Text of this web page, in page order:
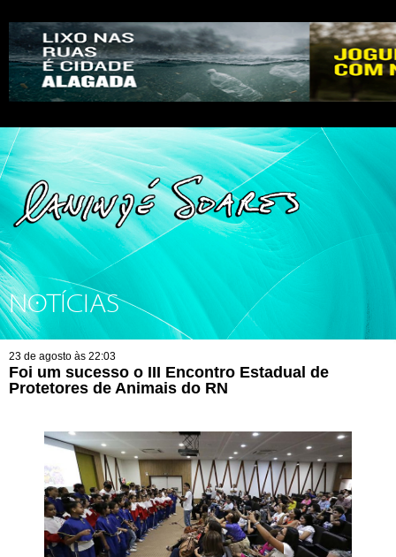
NOTÍCIAS
23 de agosto às 22:03
Foi um sucesso o III Encontro Estadual de
Protetores de Animais do RN